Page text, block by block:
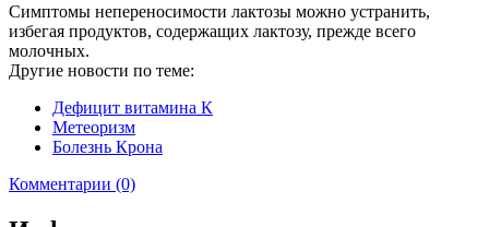
Симптомы непереносимости лактозы можно устранить,
избегая продуктов, содержащих лактозу, прежде всего
молочных.
Другие новости по теме:
Дефицит витамина К
Метеоризм
Болезнь Крона
Комментарии (0)